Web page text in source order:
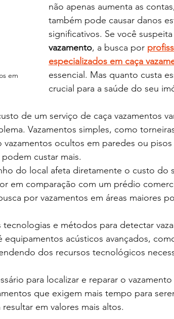
em
não apenas aumenta as
também pode causar danos
significativos. Se você
vazamento, a busca por
especializados em caça
essencial. Mas quanto custa
crucial para a saúde do seu
de um serviço de caça vazamentos
Vazamentos simples, como
vazamentos ocultos em paredes ou
custar mais.
do local afeta diretamente o custo do
em comparação com um prédio
por vazamentos em áreas maiores
tecnologias e métodos para detectar
equipamentos acústicos avançados,
dos recursos tecnológicos
para localizar e reparar o
que exigem mais tempo para
em valores mais altos.